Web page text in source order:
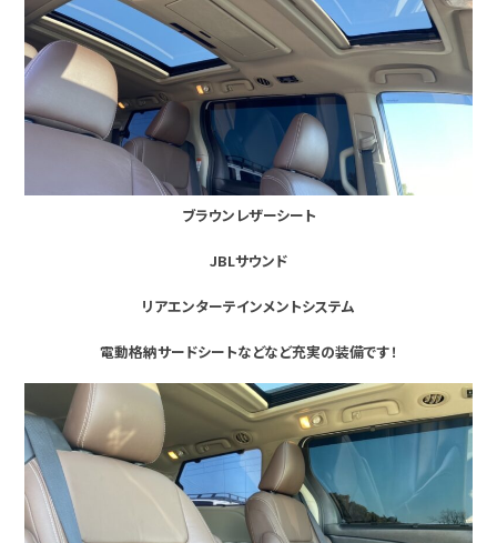
ブラウンレザーシート
JBLサウンド
リアエンターテインメントシステム
電動格納サードシートなどなど充実の装備です！